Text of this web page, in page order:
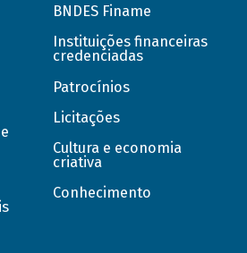
BNDES Finame
Instituições financeiras
credenciadas
Patrocínios
Licitações
Cultura e economia
criativa
Conhecimento